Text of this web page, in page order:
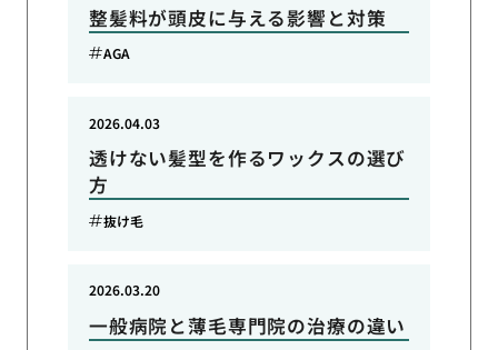
整髪料が頭皮に与える影響と対策
AGA
透けない髪型を作るワックスの選び
方
2026.04.03
抜け毛
一般病院と薄毛専門院の治療の違い
2026.03.20